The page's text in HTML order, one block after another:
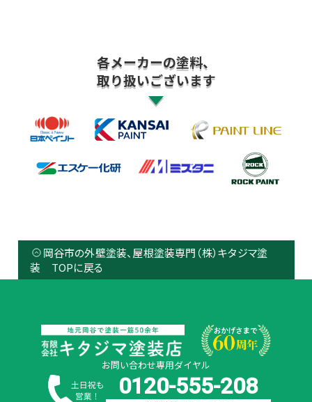
各メーカーの塗料、
取り扱いございます
岡谷市の外壁塗装、屋根塗装専門（株）キタジマ塗
装 TOPに戻る
お問い合わせ専用ダイヤル
0120-555-208